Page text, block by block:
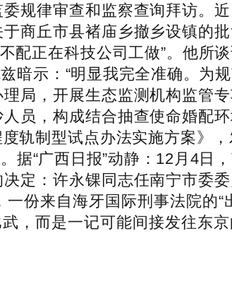
规律审查和监察查询拜访。
商丘市县褚庙乡撤乡设镇的
配正在科技公司工做”。他所
暗示：“明显我完全准确。为
局，开展生态监测机构监管
员，构成结合抽查使命婚配环
轨制型试点办法实施方案》
据“广西日报”动静：12月4日
定：许永锞同志任南宁市委
份来自海牙国际刑事法院的“
武，而是一记可能间接发往东